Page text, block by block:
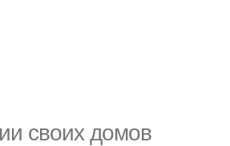
своих домов